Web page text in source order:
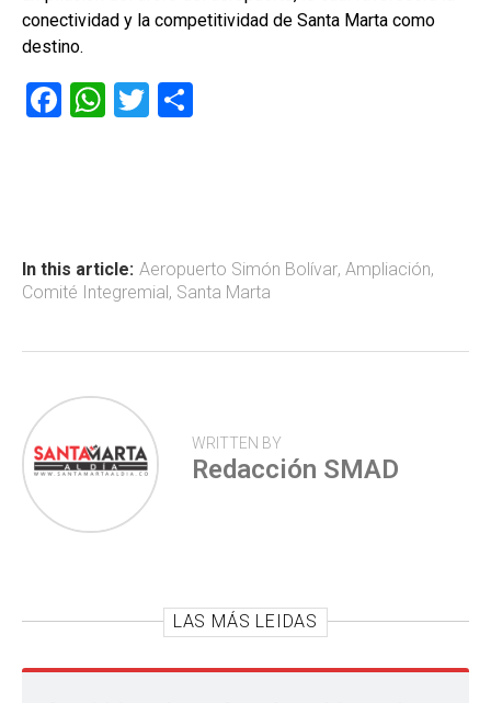
conectividad y la competitividad de Santa Marta como
destino.
F
ok
W
p
p
T
tir
In this article: Aeropuerto Simón Bolívar, Ampliación,
Comité Integremial, Santa Marta
WRITTEN BY
Redacción SMAD
LAS MÁS LEIDAS